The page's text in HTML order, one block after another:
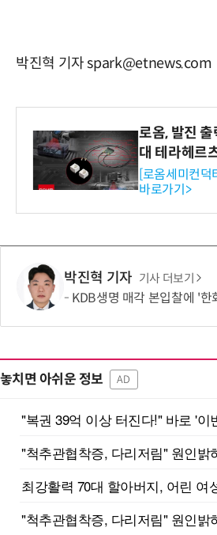
박진혁 기자 spark@etnews.com
로옴, 발진
대 테라헤르
스 개발
[로옴세미컨
바로가기>
박진혁 기자 기사 더보기
KDB생명 매각 본입찰에 '한화·흥
놓치면 아쉬운 정보 AD